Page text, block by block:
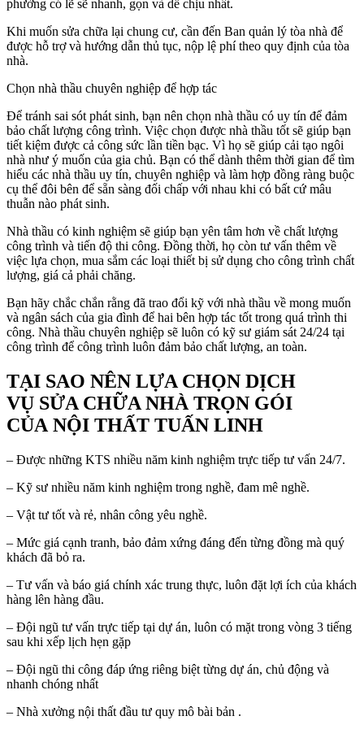
phường có lẽ sẽ nhanh, gọn và dễ chịu nhất.
Khi muốn sửa chữa lại chung cư, cần đến Ban quản lý tòa nhà để
được hỗ trợ và hướng dẫn thủ tục, nộp lệ phí theo quy định của tòa
nhà.
Chọn nhà thầu chuyên nghiệp để hợp tác
Để tránh sai sót phát sinh, bạn nên chọn nhà thầu có uy tín để đảm
bảo chất lượng công trình. Việc chọn được nhà thầu tốt sẽ giúp bạn
tiết kiệm được cả công sức lần tiền bạc. Vì họ sẽ giúp cải tạo ngôi
nhà như ý muốn của gia chủ. Bạn có thể dành thêm thời gian để tìm
hiểu các nhà thầu uy tín, chuyên nghiệp và làm hợp đồng ràng buộc
cụ thể đôi bên để sẵn sàng đối chấp với nhau khi có bất cứ mâu
thuẫn nào phát sinh.
Nhà thầu có kinh nghiệm sẽ giúp bạn yên tâm hơn về chất lượng
công trình và tiến độ thi công. Đồng thời, họ còn tư vấn thêm về
việc lựa chọn, mua sắm các loại thiết bị sử dụng cho công trình chất
lượng, giá cả phải chăng.
Bạn hãy chắc chắn rằng đã trao đổi kỹ với nhà thầu về mong muốn
và ngân sách của gia đình để hai bên hợp tác tốt trong quá trình thi
công. Nhà thầu chuyên nghiệp sẽ luôn có kỹ sư giám sát 24/24 tại
công trình để công trình luôn đảm bảo chất lượng, an toàn.
TẠI SAO NÊN LỰA CHỌN DỊCH
VỤ SỬA CHỮA NHÀ TRỌN GÓI
CỦA NỘI THẤT TUẤN LINH
– Được những KTS nhiều năm kinh nghiệm trực tiếp tư vấn 24/7.
– Kỹ sư nhiều năm kinh nghiệm trong nghề, đam mê nghề.
– Vật tư tốt và rẻ, nhân công yêu nghề.
– Mức giá cạnh tranh, bảo đảm xứng đáng đến từng đồng mà quý
khách đã bỏ ra.
– Tư vấn và báo giá chính xác trung thực, luôn đặt lợi ích của khách
hàng lên hàng đầu.
– Đội ngũ tư vấn trực tiếp tại dự án, luôn có mặt trong vòng 3 tiếng
sau khi xếp lịch hẹn gặp
– Đội ngũ thi công đáp ứng riêng biệt từng dự án, chủ động và
nhanh chóng nhất
– Nhà xưởng nội thất đầu tư quy mô bài bản .